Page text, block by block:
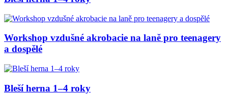
Workshop vzdušné akrobacie na laně pro teenagery
a dospělé
Bleší herna 1–4 roky